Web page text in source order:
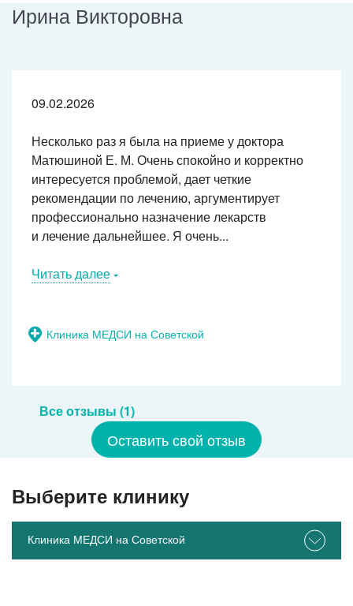
Ирина Викторовна
Клиника МЕДСИ на Советской
09.02.2026
Несколько раз я была на приеме у доктора
Матюшиной Е. М. Оченьспокойно и корректно
интересуется проблемой, дает четкие
рекомендации по лечению, аргументирует
профессионально назначение лекарств
и лечение дальнейшее. Я очень...
Читать далее
Все отзывы (1)
Оставить свой отзыв
Выберите клинику
Клиника МЕДСИ на Советской